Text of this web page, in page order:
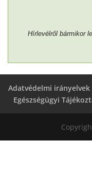
Hírlevélről bármikor
Adatvédelmi irányelvek
Egészségügyi